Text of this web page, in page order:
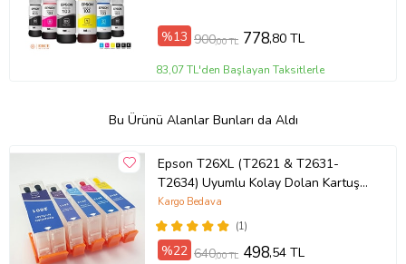
%13 900,00 TL 778,80 TL
83,07 TL'den Başlayan Taksitlerle
Bu Ürünü Alanlar Bunları da Aldı
Epson T26XL (T2621 & T2631-
T2634) Uyumlu Kolay Dolan Kartuş -
5 Renk (Çok Renkli)
(1)
Kargo Bedava
%22 640,00 TL 498,54 TL